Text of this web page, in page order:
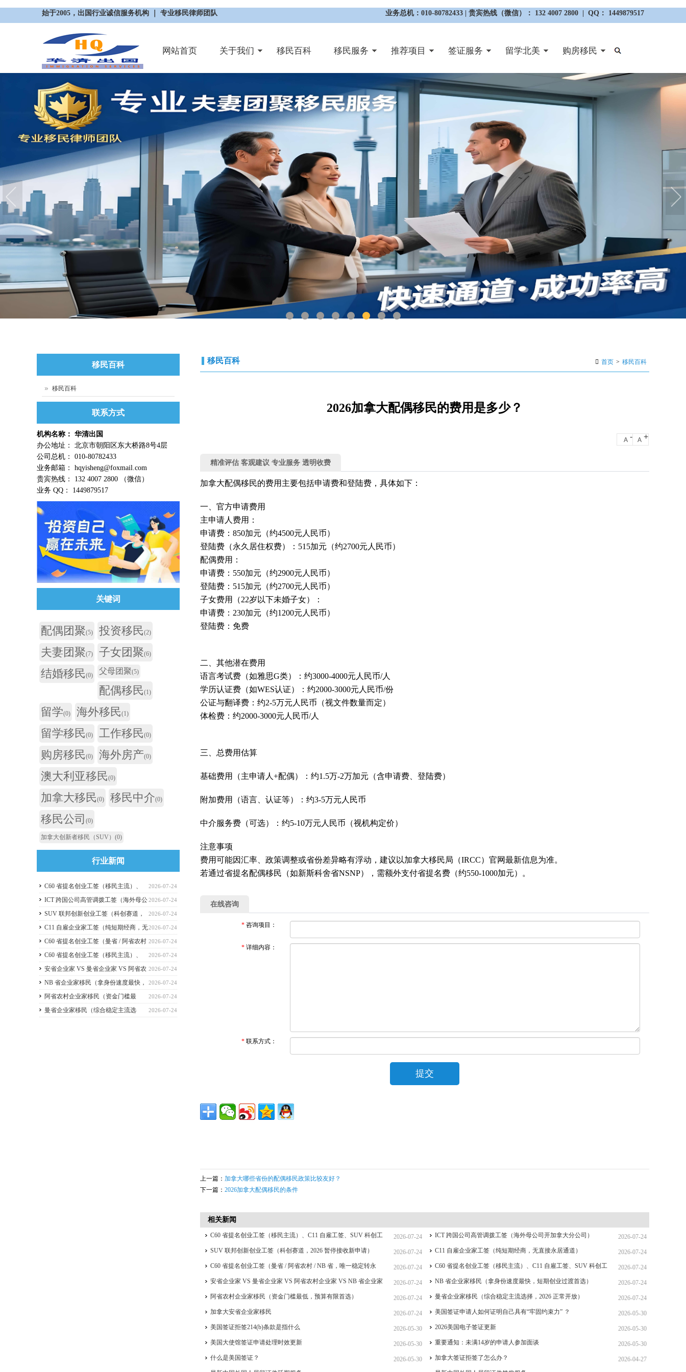
始于2005，出国行业诚信服务机构 ｜ 专业移民律师团队 业务总机：010-80782433 | 贵宾热线（微信）： 132 4007 2800 | QQ： 1449879517
网站首页 关于我们 移民百科 移民服务 推荐项目 签证服务 留学北美 购房移民
首页 > 移民百科
移民百科
2026加拿大配偶移民的费用是多少？
A - A +
精准评估 客观建议 专业服务 透明收费
加拿大配偶移民的费用主要包括‌申请费‌和‌登陆费‌，具体如下：
一、官方申请费用
主申请人费用‌：
申请费：850加元（约4500元人民币）‌
登陆费（永久居住权费）：515加元（约2700元人民币）‌
配偶费用‌：
申请费：550加元（约2900元人民币）‌
登陆费：515加元（约2700元人民币）‌
子女费用‌（22岁以下未婚子女）：
申请费：230加元（约1200元人民币）‌
登陆费：免费‌
二、其他潜在费用
语言考试费‌（如雅思G类）：约3000-4000元人民币/人‌
学历认证费‌（如WES认证）：约2000-3000元人民币/份‌
公证与翻译费‌：约2-5万元人民币（视文件数量而定）‌
体检费‌：约2000-3000元人民币/人‌
三、总费用估算
基础费用‌（主申请人+配偶）：约1.5万-2万加元（含申请费、登陆费）‌
附加费用‌（语言、认证等）：约3-5万元人民币‌
中介服务费‌（可选）：约5-10万元人民币（视机构定价）‌
注意事项
费用可能因汇率、政策调整或省份差异略有浮动，建议以加拿大移民局（IRCC）官网最新信息为准‌。
若通过省提名配偶移民（如新斯科舍省NSNP），需额外支付省提名费（约550-1000加元）‌。
在线咨询
* 咨询项目：
* 详细内容：
* 联系方式：
上一篇：加拿大哪些省份的配偶移民政策比较友好？
下一篇：2026加拿大配偶移民的条件
相关新闻
2026-07-24
C60 省提名创业工签（移民主流）、C11 自雇工签、SUV 科创工
签、ICT 跨国高管工签比较
2026-07-24
ICT 跨国公司高管调拨工签（海外母公司开加拿大分公司）
2026-07-24
SUV 联邦创新创业工签（科创赛道，2026 暂停接收新申请） 2026-07-24
C11 自雇企业家工签（纯短期经商，无直接永居通道）
2026-07-24
C60 省提名创业工签（曼省 / 阿省农村 / NB 省，唯一稳定转永
居，重点）
2026-07-24
C60 省提名创业工签（移民主流）、C11 自雇工签、SUV 科创工
签、ICT 跨国高管工签
2026-07-24
安省企业家 VS 曼省企业家 VS 阿省农村企业家 VS NB 省企业家
四合一详细对比（2026 年 7 月最新官方政策）
2026-07-24
NB 省企业家移民（拿身份速度最快，短期创业过渡首选）
2026-07-24
阿省农村企业家移民（资金门槛最低，预算有限首选） 2026-07-24
曼省企业家移民（综合稳定主流选择，2026 正常开放）
2026-07-24
加拿大安省企业家移民 2026-05-30
美国签证申请人如何证明自己具有“牢固约束力” ？
2026-05-30
美国签证拒签214(b)条款是指什么 2026-05-30
2026美国电子签证更新
2026-05-30
美国大使馆签证申请处理时效更新 2026-05-30
重要通知：未满14岁的申请人参加面谈
2026-05-30
什么是美国签证？ 2026-04-27
加拿大签证拒签了怎么办？
移民百科
移民百科
联系方式
机构名称： 华清出国
办公地址： 北京市朝阳区东大桥路8号4层
公司总机： 010-80782433
业务邮箱： hqyisheng@foxmail.com
贵宾热线： 132 4007 2800 （微信）
业务 QQ： 1449879517
关键词
配偶团聚(5) 投资移民(2)
夫妻团聚(7) 子女团聚(6)
结婚移民(0) 父母团聚(5)
配偶移民(1)
留学(0) 海外移民(1)
留学移民(0) 工作移民(0)
购房移民(0) 海外房产(0)
澳大利亚移民(0)
加拿大移民(0) 移民中介(0)
移民公司 (0)
加拿大创新者移民（SUV） (0)
行业新闻
2026-07-24
C60 省提名创业工签（移民主流）、
C11 自雇工签、SUV 科创工签、ICT 跨国高管工
签比较
2026-07-24
ICT 跨国公司高管调拨工签（海外母公
司开加拿大分公司）
2026-07-24
SUV 联邦创新创业工签（科创赛道，
2026 暂停接收新申请）
2026-07-24
C11 自雇企业家工签（纯短期经商，无
直接永居通道）
2026-07-24
C60 省提名创业工签（曼省 / 阿省农村
/ NB 省，唯一稳定转永居，重点）
2026-07-24
C60 省提名创业工签（移民主流）、
C11 自雇工签、SUV 科创工签、ICT 跨国高管工
签
2026-07-24
安省企业家 VS 曼省企业家 VS 阿省农
村企业家 VS NB 省企业家 四合一详细对比
（2026 年 7 月最新官方政策）
2026-07-24
NB 省企业家移民（拿身份速度最快，
短期创业过渡首选）
2026-07-24
阿省农村企业家移民（资金门槛最
低，预算有限首选）
2026-07-24
曼省企业家移民（综合稳定主流选